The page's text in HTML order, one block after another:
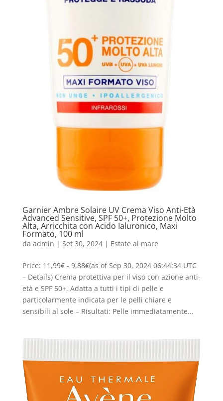
Garnier Ambre Solaire UV Crema Viso Anti-Età
Advanced Sensitive, SPF 50+, Protezione Molto
Alta, Arricchita con Acido Ialuronico, Maxi
Formato, 100 ml
da admin | Set 30, 2024| Estate al mare
Price: 11,99€ - 9,88€(as of Sep 30, 2024 06:44:34 UTC
– Details) Crema protettiva per il viso con azione anti-
età e SPF 50+, Adatta a tutti i tipi di pelle e
particolarmente indicata per le pelli chiare e
sensibili al sole – Risultati: Pelle immediatamente...